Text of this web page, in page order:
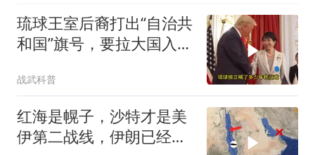
琉球王室后裔打出“自治共
和国”旗号，要拉大国入局
战武科普
红海是幌子，沙特才是美
伊第二战线，伊朗已经输